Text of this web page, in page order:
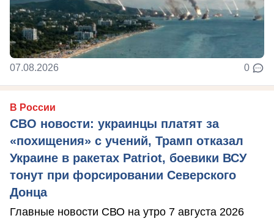
07.08.2026 0
В России
СВО новости: украинцы платят за
«похищения» с учений, Трамп отказал
Украине в ракетах Patriot, боевики ВСУ
тонут при форсировании Северского
Донца
Главные новости СВО на утро 7 августа 2026